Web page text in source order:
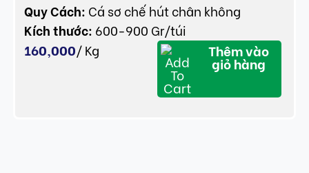
Quy Cách: Cá sơ chế hút chân không
Kích thước: 600-900 Gr/túi
160,000/Kg Thêm vào
giỏ hàng